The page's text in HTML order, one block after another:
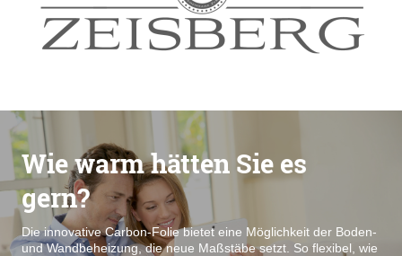
Wie warm hätten Sie es
gern?
Die innovative Carbon-Folie bietet eine Möglichkeit der Boden-
und Wandbeheizung, die neue Maßstäbe setzt. So flexibel, wie